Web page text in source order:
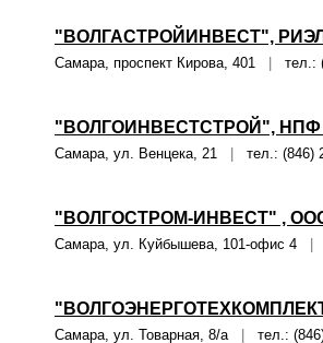
"ВОЛГАСТРОЙИНВЕСТ",
Самара, проспект Кирова, 401 тел.:
"ВОЛГОИНВЕСТСТРОЙ", НПФ
Самара, ул. Венцека, 21 тел.: (846)
"ВОЛГОСТРОМ-ИНВЕСТ" ,
Самара, ул. Куйбышева, 101-офис 4
Самара, ул. Товарная, 8/а тел.: